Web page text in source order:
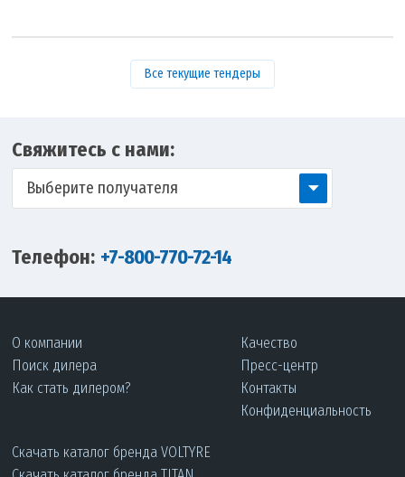
Все текущие тендеры
Свяжитесь с нами:
Выберите получателя
Телефон: +7-800-770-72-14
О компании
Поиск дилера
Как стать дилером?
Качество
Пресс-центр
Контакты
Конфиденциальность
Скачать каталог бренда VOLTYRE